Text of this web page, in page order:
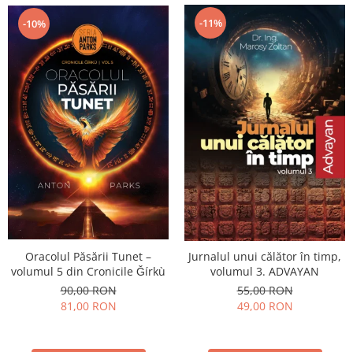
-10%
Oracolul Păsării Tunet –
volumul 5 din Cronicile Ǧírkù
90,00 RON
81,00 RON
-11%
Jurnalul unui călător în timp,
volumul 3. ADVAYAN
55,00 RON
49,00 RON